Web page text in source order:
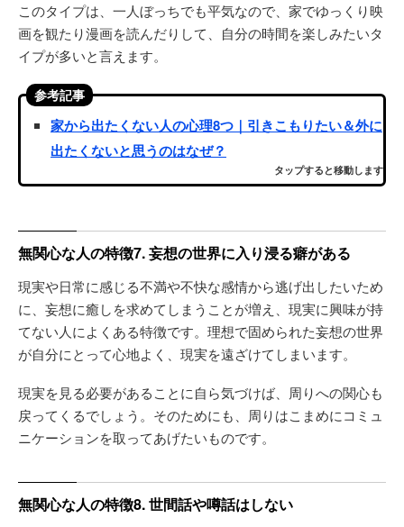
このタイプは、一人ぼっちでも平気なので、家でゆっくり映
画を観たり漫画を読んだりして、自分の時間を楽しみたいタ
イプが多いと言えます。
参考記事
家から出たくない人の心理8つ｜引きこもりたい＆外に
出たくないと思うのはなぜ？
タップすると移動します
無関心な人の特徴7. 妄想の世界に入り浸る癖がある
現実や日常に感じる不満や不快な感情から逃げ出したいため
に、妄想に癒しを求めてしまうことが増え、現実に興味が持
てない人によくある特徴です。理想で固められた妄想の世界
が自分にとって心地よく、現実を遠ざけてしまいます。
現実を見る必要があることに自ら気づけば、周りへの関心も
戻ってくるでしょう。そのためにも、周りはこまめにコミュ
ニケーションを取ってあげたいものです。
無関心な人の特徴8. 世間話や噂話はしない